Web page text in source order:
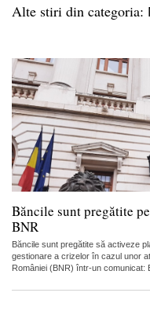
Alte stiri din categoria:
Băncile sunt pregătite
BNR
Băncile sunt pregătite să activeze
gestionare a crizelor în cazul unor
României (BNR) într-un comunicat: